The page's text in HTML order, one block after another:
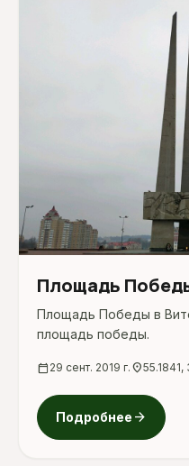
Площадь
Площадь Победы в
площадь победы.
calendar_today 29 сент. 2019 г. location_on
Подробнее arrow_forward